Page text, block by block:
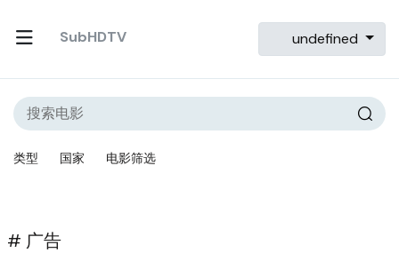
SubHDTV undefined
类型 国家 电影筛选
# 广告